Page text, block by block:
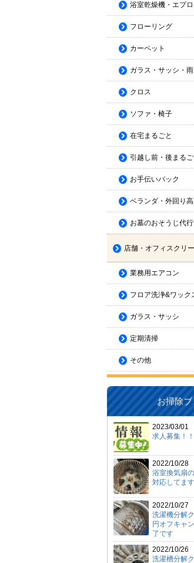
浴室乾燥機・エプ
フローリング
カーペット
ガラス・サッシ・
クロス
ソファ・椅子
在宅まるごと
引越し前・後まるご
お手伝いパック
ベランダ・外回り
お墓のおそうじ代
店舗・オフィスクリ
業務用エアコン
フロア洗浄&ワック
ガラス・サッシ
定期清掃
その他
お掃除
2023/03/01
求人募集！！
2022/10/28
浴室換気扇
対応してます
2022/10/27
洗濯機分解
円オフキャ
了です
2022/10/26
洗濯槽分解